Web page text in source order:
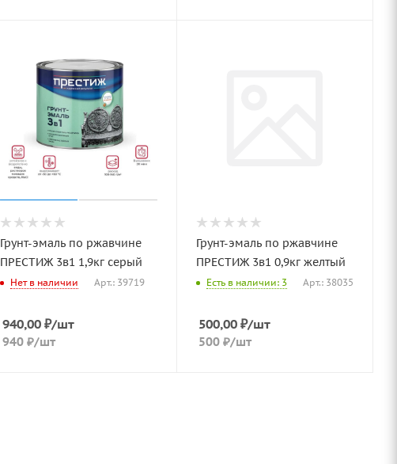
Грунт-эмаль по ржавчине
ПРЕСТИЖ 3в1 1,9кг серый
Нет в наличии Арт.: 39719
940,00₽/шт
940₽/шт
Грунт-эмаль по ржавчине
ПРЕСТИЖ 3в1 0,9кг желтый
Есть в наличии: 3 Арт.: 38035
500,00₽/шт
500₽/шт